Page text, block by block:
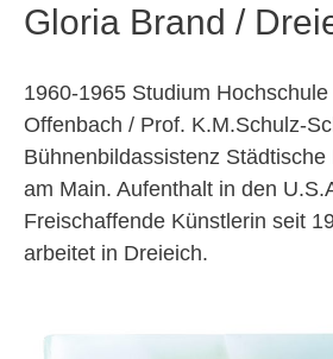
Gloria Brand /
1960-1965 Studium
Offenbach / Prof. K.M.Schulz-
Bühnenbildassistenz
am Main. Aufenthalt in den
Freischaffende Künstlerin seit
arbeitet in Dreieich.